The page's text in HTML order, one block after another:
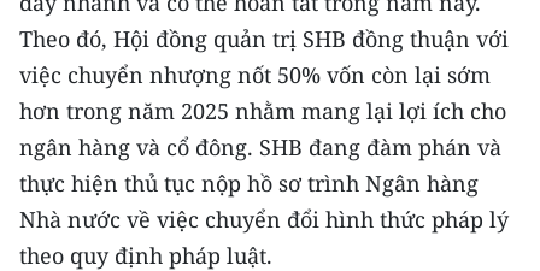
Trung du và miền núi phía Bắc
Đồng bằng sông Hồng
Bắc Trung Bộ
Duyên hải Nam Trung Bộ và Tây
Nguyên
Theo đó, Hội đồng quản trị SHB đồng thuận với
việc chuyển nhượng nốt 50% vốn còn lại sớm
hơn trong năm 2025 nhằm mang lại lợi ích cho
ngân hàng và cổ đông. SHB đang đàm phán và
thực hiện thủ tục nộp hồ sơ trình Ngân hàng
Nhà nước về việc chuyển đổi hình thức pháp lý
theo quy định pháp luật.